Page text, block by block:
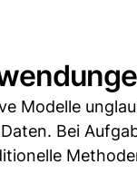
Modelle
Bei